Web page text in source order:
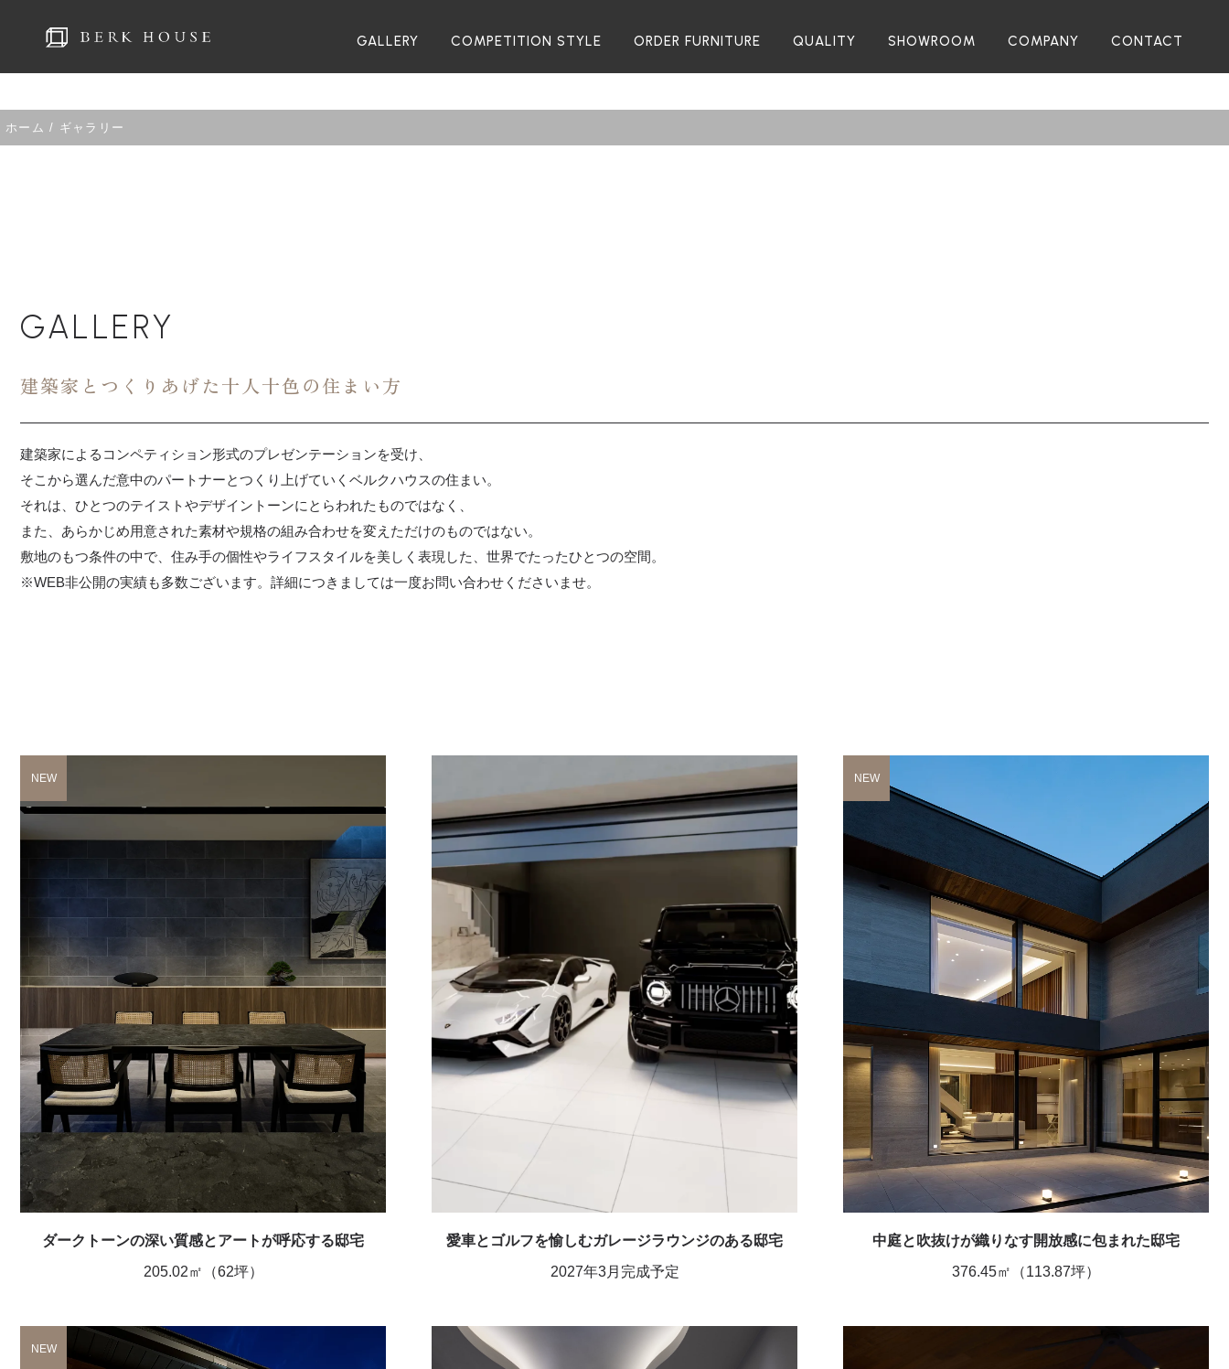
GALLERY COMPETITION STYLE ORDER FURNITURE QUALITY SHOWROOM COMPANY CONTACT
ホーム / ギャラリー
GALLERY
建築家とつくりあげた十人十色の住まい方
建築家によるコンペティション形式のプレゼンテーションを受け、
そこから選んだ意中のパートナーとつくり上げていくベルクハウスの住まい。
それは、ひとつのテイストやデザイントーンにとらわれたものではなく、
また、あらかじめ用意された素材や規格の組み合わせを変えただけのものではない。
敷地のもつ条件の中で、住み手の個性やライフスタイルを美しく表現した、世界でたったひとつの空間。
※WEB非公開の実績も多数ございます。詳細につきましては一度お問い合わせくださいませ。
ダークトーンの深い質感とアートが呼応する邸宅
205.02㎡（62坪）
愛車とゴルフを愉しむガレージラウンジのある邸宅
2027年3月完成予定
中庭と吹抜けが織りなす開放感に包まれた邸宅
376.45㎡（113.87坪）